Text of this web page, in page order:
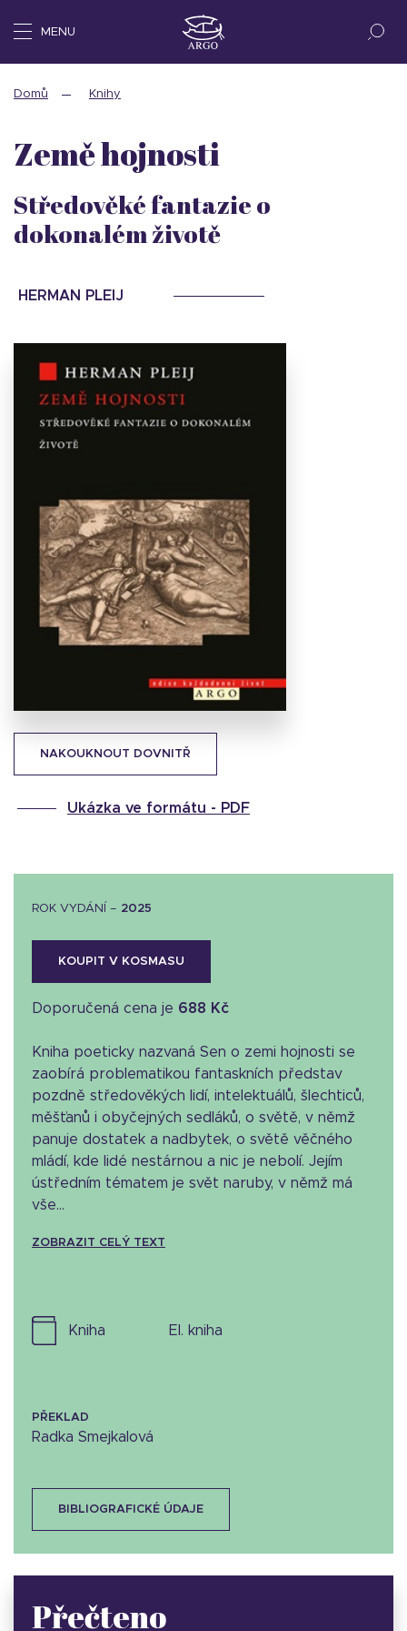
MENU
Domů Knihy
NAKOUKNOUT DOVNITŘ
Ukázka ve formátu - PDF
Země hojnosti
Středověké fantazie o
dokonalém životě
HERMAN PLEIJ
ROK VYDÁNÍ – 2025
KOUPIT V KOSMASU
Doporučená cena je 688 Kč
Kniha poeticky nazvaná Sen o zemi hojnosti se
zaobírá problematikou fantaskních představ
pozdně středověkých lidí, intelektuálů, šlechticů,
měšťanů i obyčejných sedláků, o světě, v němž
panuje dostatek a nadbytek, o světě věčného
mládí, kde lidé nestárnou a nic je nebolí. Jejím
ústředním tématem je svět naruby, v němž má
vše...
ZOBRAZIT CELÝ TEXT
kniha el. kniha
PŘEKLAD
Radka Smejkalová
BIBLIOGRAFICKÉ ÚDAJE
Přečteno